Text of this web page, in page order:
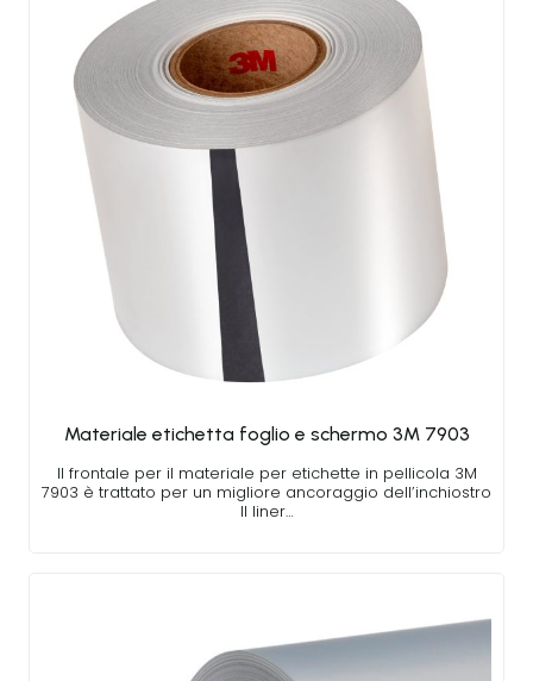
Materiale etichetta foglio e schermo 3M 7903
Il frontale per il materiale per etichette in pellicola 3M
7903 è trattato per un migliore ancoraggio dell’inchiostro
Il liner…